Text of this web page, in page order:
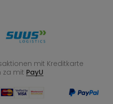
mit Kreditkarte
za mit PayU